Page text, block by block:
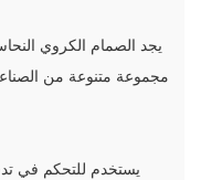
يجد الصمام الكروي
مجموعة متنوعة من
يستخدم للتحكم في